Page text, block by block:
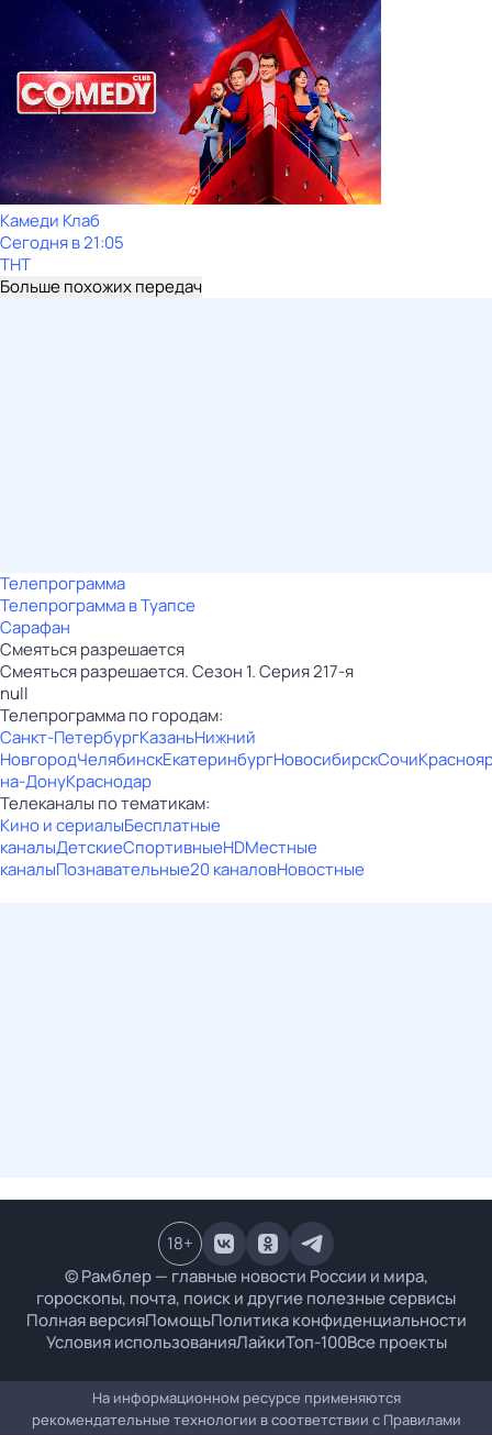
Камeди Клaб
Сегодня в 21:05
ТНТ
Больше похожих передач
Телепрограмма
Телепрограмма в Туапсе
Сарафан
Смеяться разрешается
Смеяться разрешается. Сезон 1. Серия 217-я
null
Телепрограмма по городам:
Санкт-ПетербургКазаньНижний
НовгородЧелябинскЕкатеринбургНовосибирскСочи
на-ДонуКраснодар
Телеканалы по тематикам:
Кино и сериалыБесплатные
каналыДетскиеСпортивныеHDМестные
каналыПознавательные20 каналовНовостные
© Рамблер — главные новости России и мира,
гороскопы, почта, поиск и другие полезные сервисы
Полная версияПомощьПолитика конфиденциальности
Условия использованияЛайкиТоп-100Все проекты
18+
На информационном ресурсе применяются
рекомендательные технологии в соответствии с Правилами